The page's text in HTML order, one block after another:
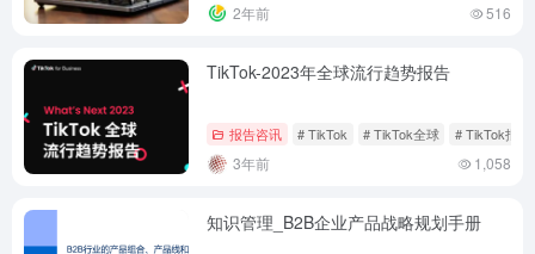
2年前 516
TikTok-2023年全球流行趋势报告
报告咨讯 # TikTok # TikTok全球 # TikTok报告
3年前 1,058
知识管理_B2B企业产品战略规划手册